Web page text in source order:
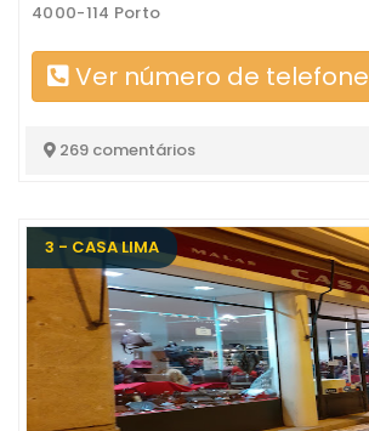
4000-114 Porto
Ver número de telefone
269 comentários
3 - CASA LIMA